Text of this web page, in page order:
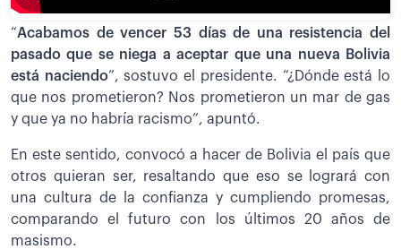
“Acabamos de vencer 53 días de una resistencia del
pasado que se niega a aceptar que una nueva Bolivia
está naciendo”, sostuvo el presidente. “¿Dónde está lo
que nos prometieron? Nos prometieron un mar de gas
y que ya no habría racismo”, apuntó.
En este sentido, convocó a hacer de Bolivia el país que
otros quieran ser, resaltando que eso se logrará con
una cultura de la confianza y cumpliendo promesas,
comparando el futuro con los últimos 20 años de
masismo.